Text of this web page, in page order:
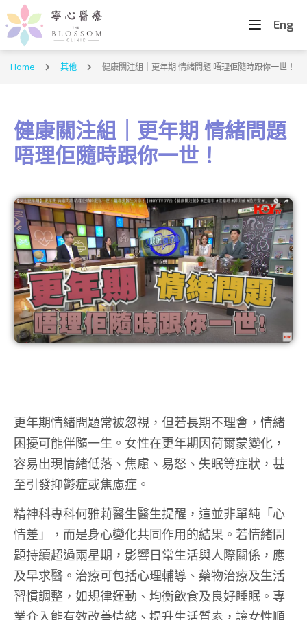
Eng
Home 其他 健康關注組｜更年期 情緒問題 唔理佢隨時跟你一世！
健康關注組｜更年期 情緒問題
唔理佢隨時跟你一世！
更年期情緒問題常被忽視，但若長期不理會，情緒
困擾可能伴隨一生。女性在更年期因荷爾蒙變化，
容易出現情緒低落、焦慮、易怒、失眠等症狀，甚
至引發抑鬱症或焦慮症。
精神科專科何雅莉醫生醫生提醒，這並非單純「心
情差」，而是身心變化共同作用的結果。若情緒問
題持續超過兩星期，影響日常生活與人際關係，應
及早求醫。治療可包括心理輔導、藥物治療及生活
習慣調整，如規律運動、均衡飲食及良好睡眠。專
業介入能有效改善情緒、提升生活質素，讓女性順